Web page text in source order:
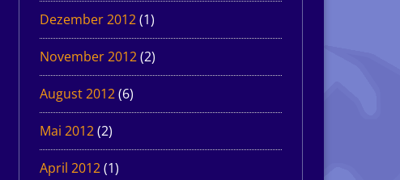
Dezember 2012(1)
November 2012(2)
August 2012(6)
Mai 2012(2)
April 2012(1)